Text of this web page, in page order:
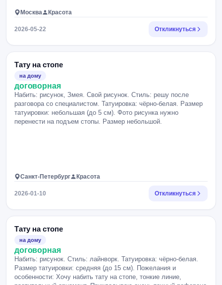
Москва Красота
2026-05-22 Откликнуться
Тату на стопе
на дому
договорная
Набить: рисунок, Змея. Свой рисунок. Стиль: решу после
разговора со специалистом. Татуировка: чёрно-белая. Размер
татуировки: небольшая (до 5 см). Фото рисунка нужно
перенести на подъем стопы. Размер небольшой.
Санкт-Петербург Красота
2026-01-10 Откликнуться
Тату на стопе
на дому
договорная
Набить: рисунок. Стиль: лайнворк. Татуировка: чёрно-белая.
Размер татуировки: средняя (до 15 см). Пожелания и
особенности: Хочу набить тату на стопе, тонкие линие,